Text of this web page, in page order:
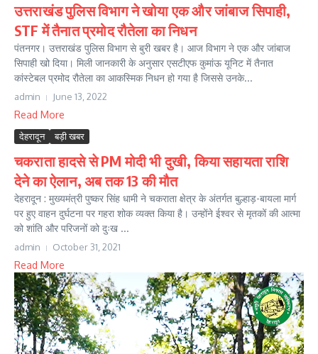
उत्तराखंड पुलिस विभाग ने खोया एक और जांबाज सिपाही,
STF में तैनात प्रमोद रौतेला का निधन
पंतनगर। उत्तराखंड पुलिस विभाग से बुरी खबर है। आज विभाग ने एक और जांबाज
सिपाही खो दिया। मिली जानकारी के अनुसार एसटीएफ कुमांऊ यूनिट में तैनात
कांस्टेबल प्रमोद रौतेला का आकस्मिक निधन हो गया है जिससे उनके...
admin June 13, 2022
Read More
देहरादून बड़ी खबर
चकराता हादसे से PM मोदी भी दुखी, किया सहायता राशि
देने का ऐलान, अब तक 13 की मौत
देहरादून : मुख्यमंत्री पुष्कर सिंह धामी ने चकराता क्षेत्र के अंतर्गत बुल्हाड़-बायला मार्ग
पर हुए वाहन दुर्घटना पर गहरा शोक व्यक्त किया है। उन्होंने ईश्वर से मृतकों की आत्मा
को शांति और परिजनों को दुःख ...
admin October 31, 2021
Read More